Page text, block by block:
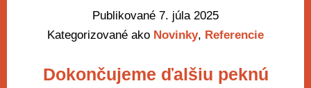
Publikované 7. júla 2025
Kategorizované ako Novinky, Referencie
Dokončujeme ďalšiu peknú